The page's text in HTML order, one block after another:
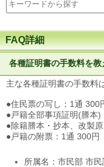
FAQ詳細
各種証明書の手数料を教
主な各種証明書の手数料
●住民票の写し：1通 300
●戸籍全部事項証明(謄本
●除籍謄本・抄本、改製
●戸籍の附票：1通 300円
所属名：市民部 市民